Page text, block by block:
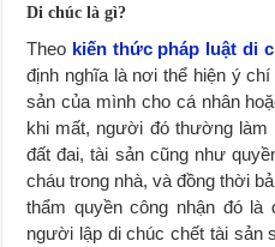
Di chúc là gì?
Theo kiến thức pháp luật di
định nghĩa là nơi thể hiện ý
sản của mình cho cá nhân
khi mất, người đó thường làm
đất đai, tài sản cũng như
cháu trong nhà, và đồng thời
thẩm quyền công nhận đó
người lập di chúc chết tài sản